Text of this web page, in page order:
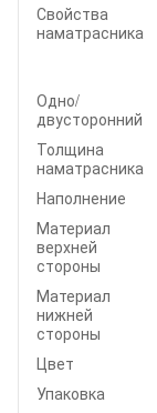
Свойства
наматрасника
Одно/
двусторонний
Толщина
наматрасника
Наполнение
Материал
верхней
стороны
Материал
нижней
стороны
Цвет
Упаковка